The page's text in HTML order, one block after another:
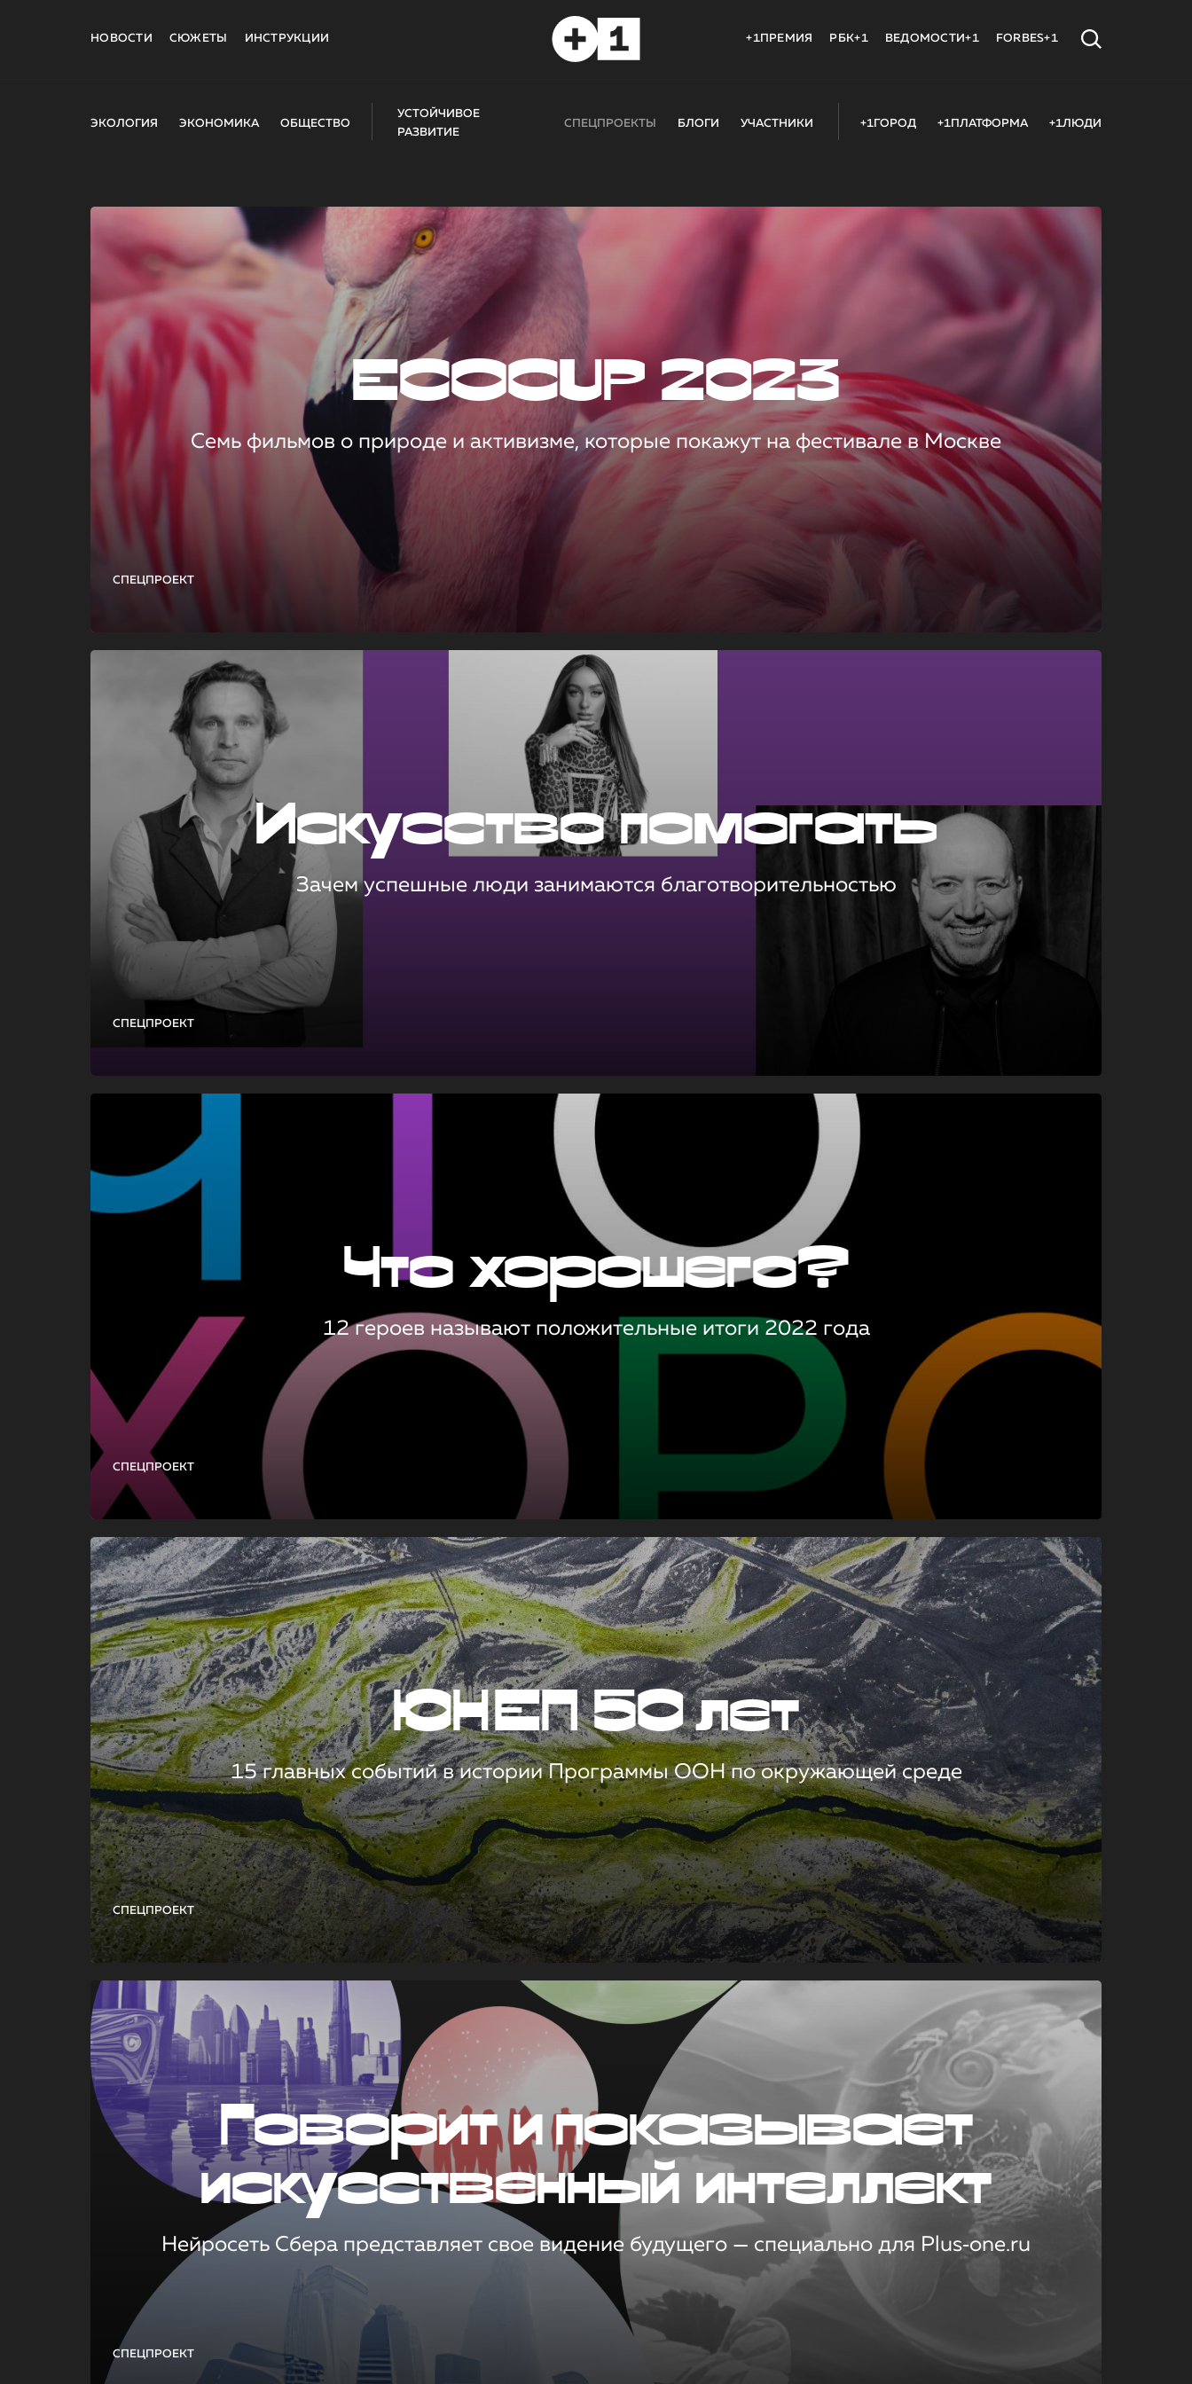
НОВОСТИ СЮЖЕТЫ ИНСТРУКЦИИ +1ПРЕМИЯ РБК+1 ВЕДОМОСТИ+1 FORBES+1
ЭКОЛОГИЯ ЭКОНОМИКА ОБЩЕСТВО
УСТОЙЧИВОЕ
РАЗВИТИЕ
СПЕЦПРОЕКТЫ БЛОГИ УЧАСТНИКИ +1ГОРОД +1ПЛАТФОРМА +1ЛЮДИ
СПЕЦПРОЕКТ
ECOCUP 2023
Семь фильмов о природе и активизме, которые покажут на фестивале в Москве
СПЕЦПРОЕКТ
Искусство помогать
Зачем успешные люди занимаются благотворительностью
СПЕЦПРОЕКТ
Что хорошего?
12 героев называют положительные итоги 2022 года
СПЕЦПРОЕКТ
ЮНЕП 50 лет
15 главных событий в истории Программы ООН по окружающей среде
СПЕЦПРОЕКТ
Говорит и показывает
искусственный интеллект
Нейросеть Сбера представляет свое видение будущего — специально для Plus‑one.ru